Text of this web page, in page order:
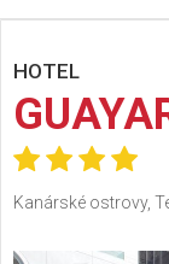
HOTEL
Kanárské ostrovy,